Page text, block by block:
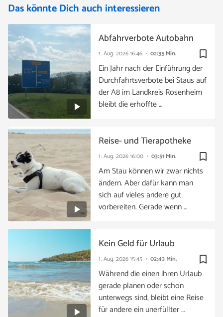
Das könnte Dich auch interessieren
bookmark_border
1. Aug. 202616:46 02:35 Min.
Abfahrverbote Autobahn
Ein Jahr nach der Einführung der
Durchfahrtsverbote bei Staus auf
der A8 im Landkreis Rosenheim
bleibt die erhoffte …
bookmark_border
1. Aug. 202616:00 03:51 Min.
Reise- und Tierapotheke
Am Stau können wir zwar nichts
ändern. Aber dafür kann man
sich auf vieles andere gut
vorbereiten. Gerade wenn …
bookmark_border
1. Aug. 202615:45 02:43 Min.
Kein Geld für Urlaub
Während die einen ihren Urlaub
gerade planen oder schon
unterwegs sind, bleibt eine Reise
für andere ein unerfüllter …